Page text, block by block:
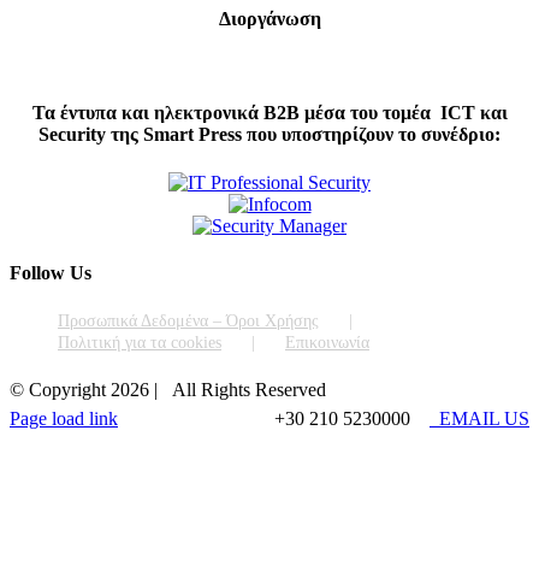
Διοργάνωση
Τα έντυπα και ηλεκτρονικά Β2Β μέσα του τομέα ICT και
Security της Smart Press που υποστηρίζουν το συνέδριο:
Follow Us
Προσωπικά Δεδομένα – Όροι Χρήσης
Πολιτική για τα cookies
Επικοινωνία
© Copyright 2026 | All Rights Reserved
+30 210 5230000
EMAIL US
Page load link